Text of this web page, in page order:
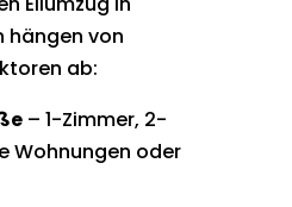
hängen von
ab:
– 1-Zimmer, 2-
Wohnungen oder